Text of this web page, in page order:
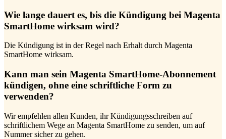
Wie lange dauert es, bis die Kündigung bei Magenta
SmartHome wirksam wird?
Die Kündigung ist in der Regel nach Erhalt durch Magenta
SmartHome wirksam.
Kann man sein Magenta SmartHome-Abonnement
kündigen, ohne eine schriftliche Form zu
verwenden?
Wir empfehlen allen Kunden, ihr Kündigungsschreiben auf
schriftlichem Wege an Magenta SmartHome zu senden, um auf
Nummer sicher zu gehen.